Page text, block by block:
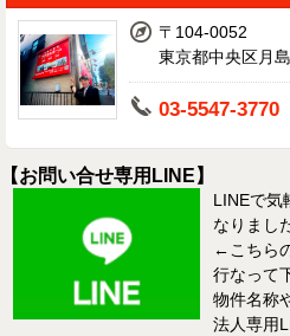
〒104-0052
東京都中央区月
03-5547-3770
【お問い合せ専用LINE】
LINEで気
なりまし
←こちら
行なって
物件名称
法人専用